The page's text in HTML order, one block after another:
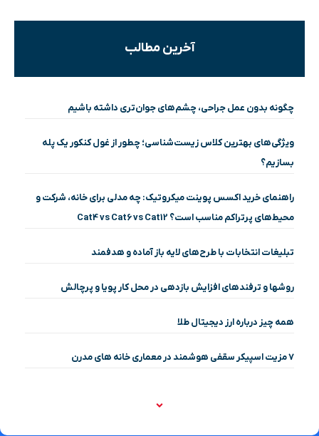
آخرین مطالب
چگونه بدون عمل جراحی، چشم‌های جوان‌تری داشته باشیم
ویژگی‌های بهترین کلاس زیست‌شناسی؛ چطور از غول کنکور یک پله
بسازیم؟
راهنمای خرید اکسس پوینت میکروتیک: چه مدلی برای خانه، شرکت و
محیط‌های پرتراکم مناسب است؟ Cat4 vs Cat6 vs Cat12
تبلیغات انتخابات با طرح‌های لایه باز آماده و هدفمند
روشها و ترفندهای افزایش بازدهی در محل کار پویا و پرچالش
همه چیز درباره ارز دیجیتال طلا
۷ مزیت اسپیکر سقفی هوشمند در معماری خانه‌ های مدرن